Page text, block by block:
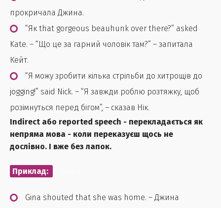
прокричала Джина.
“Як that gorgeous beauhunk over there?” asked
Kate. – “Що це за гарний чоловік там?” – запитала
Кейт.
“Я можу зробити кілька стрільби до хитрощів до
jogging!” said Nick. – “Я завжди роблю розтяжку, щоб
розімнуться перед бігом”, – сказав Нік.
Indirect або reported speech - перекладається як
непряма мова - коли переказуєш щось не
дослівно. І вже без лапок.
Приклад:
Gina shouted that she was home. – Джина